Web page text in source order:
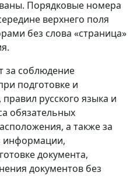
Порядковые номера
верхнего поля
без слова «страница»
за соблюдение
подготовке и
русского языка и
обязательных
а также за
информации,
документа,
документов без